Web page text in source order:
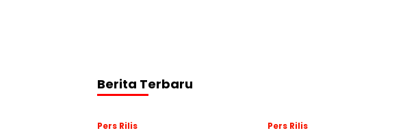
Berita Terbaru
Pers Rilis Pers Rilis